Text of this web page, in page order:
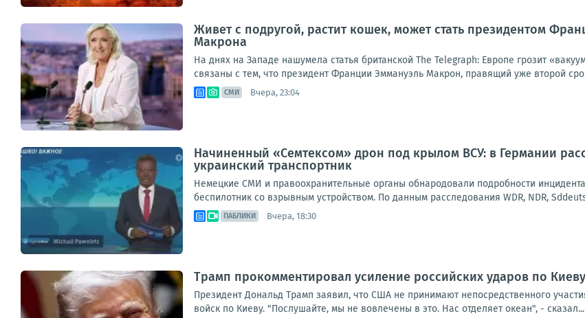
Живет с подругой, растит кошек, может стать президентом
Макрона
На днях на Западе нашумела статья британской The Telegraph: Европе грозит
связаны с тем, что президент Франции Эммануэль Макрон, правящий уже второй
СМИ Вчера, 23:04
Начиненный «Семтексом» дрон под крылом ВСУ: в Германии
украинский транспортник
Немецкие СМИ и правоохранительные органы обнародовали подробности
беспилотник со взрывным устройством. По данным расследования WDR, NDR,
ПАБЛИКИ Вчера, 18:30
Трамп прокомментировал усиление российских ударов по Киеву
Президент Дональд Трамп заявил, что США не принимают непосредственного
войск по Киеву. "Послушайте, мы не вовлечены в это. Нас отделяет океан", - сказал...